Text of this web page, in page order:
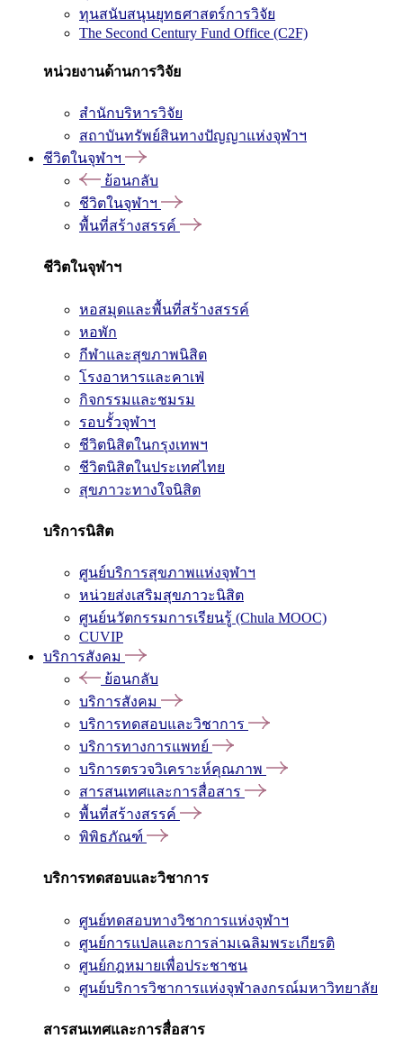
ทุนสนับสนุนยุทธศาสตร์การวิจัย
The Second Century Fund Office (C2F)
หน่วยงานด้านการวิจัย
สำนักบริหารวิจัย
สถาบันทรัพย์สินทางปัญญาแห่งจุฬาฯ
ชีวิตในจุฬาฯ
ย้อนกลับ
ชีวิตในจุฬาฯ
พื้นที่สร้างสรรค์
ชีวิตในจุฬาฯ
หอสมุดและพื้นที่สร้างสรรค์
หอพัก
กีฬาและสุขภาพนิสิต
โรงอาหารและคาเฟ่
กิจกรรมและชมรม
รอบรั้วจุฬาฯ
ชีวิตนิสิตในกรุงเทพฯ
ชีวิตนิสิตในประเทศไทย
สุขภาวะทางใจนิสิต
บริการนิสิต
ศูนย์บริการสุขภาพแห่งจุฬาฯ
หน่วยส่งเสริมสุขภาวะนิสิต
ศูนย์นวัตกรรมการเรียนรู้ (Chula MOOC)
CUVIP
บริการสังคม
ย้อนกลับ
บริการสังคม
บริการทดสอบและวิชาการ
บริการทางการแพทย์
บริการตรวจวิเคราะห์คุณภาพ
สารสนเทศและการสื่อสาร
พื้นที่สร้างสรรค์
พิพิธภัณฑ์
บริการทดสอบและวิชาการ
ศูนย์ทดสอบทางวิชาการแห่งจุฬาฯ
ศูนย์การแปลและการล่ามเฉลิมพระเกียรติ
ศูนย์กฎหมายเพื่อประชาชน
ศูนย์บริการวิชาการแห่งจุฬาลงกรณ์มหาวิทยาลัย
สารสนเทศและการสื่อสาร